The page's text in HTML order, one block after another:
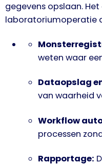
gegevens opslaan.
laboratoriumoperatie
weten waar
Dataopslag
van waarheid
Workflow
processen
Rapportage: